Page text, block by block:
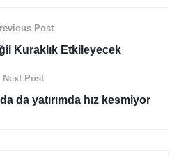
Post
Kuraklık Etkileyecek
Next Post
da yatırımda hız kesmiyor